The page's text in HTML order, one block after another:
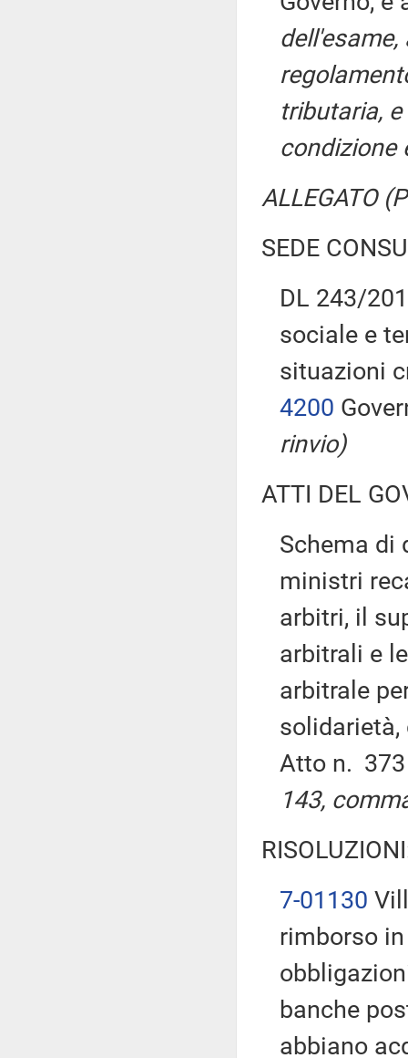
tributaria,
condizione
ALLEGATO
SEDE
DL 243/
sociale e
situazioni
4200
rinvio)
ATTI DEL
Schema di
ministri
arbitri, il
arbitrali e
arbitrale
Atto n.
143,
7-01130
rimborso
banche
abbiano